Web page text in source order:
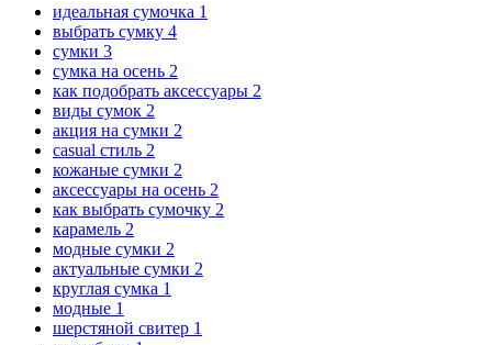
идеальная сумочка 1
выбрать сумку 4
сумки 3
сумка на осень 2
как подобрать аксессуары 2
виды сумок 2
акция на сумки 2
casual стиль 2
кожаные сумки 2
аксессуары на осень 2
как выбрать сумочку 2
карамель 2
модные сумки 2
актуальные сумки 2
круглая сумка 1
модные 1
шерстяной свитер 1